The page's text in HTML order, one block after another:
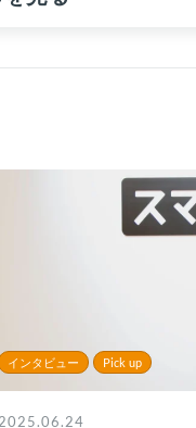
インタビュー Pick up
2025.06.24